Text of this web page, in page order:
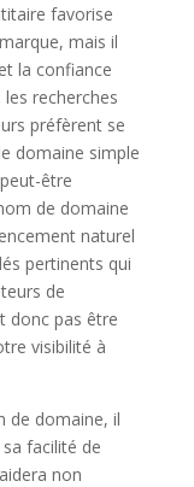
favorise
mais il
la confiance
recherches
préfèrent se
domaine simple
être
de domaine
naturel
pertinents qui
de
donc pas être
visibilité à
de domaine, il
facilité de
non